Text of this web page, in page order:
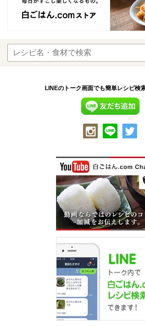
LINEのトーク画面でも簡単レシピ検